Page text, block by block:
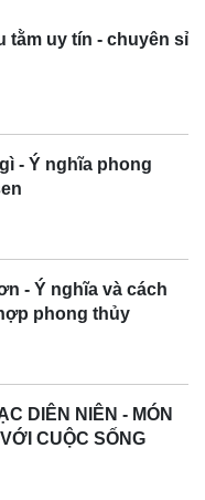
tằm uy tín - chuyên sỉ
- Ý nghĩa phong
- Ý nghĩa và cách
phong thủy
DIÊN NIÊN - MÓN
CUỘC SỐNG